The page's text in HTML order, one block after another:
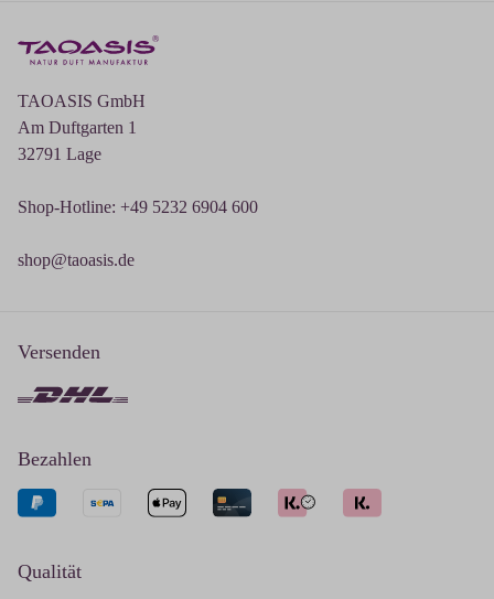
TAOASIS GmbH
Am Duftgarten 1
32791 Lage
Shop-Hotline: +49 5232 6904 600
shop@taoasis.de
Versenden
Bezahlen
Qualität